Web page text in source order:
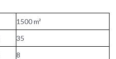
1500 m²
35
8